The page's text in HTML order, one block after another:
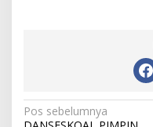
N
Pos sebelumnya